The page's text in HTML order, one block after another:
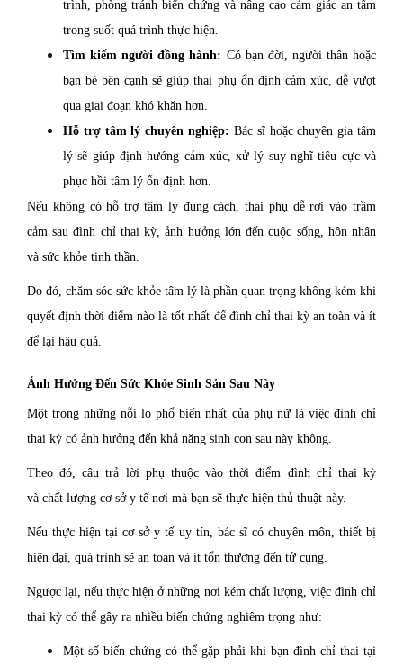
trình, phòng tránh biến chứng và nâng cao cảm giác an tâm
trong suốt quá trình thực hiện.
Tìm kiếm người đồng hành: Có bạn đời, người thân hoặc
bạn bè bên cạnh sẽ giúp thai phụ ổn định cảm xúc, dễ vượt
qua giai đoạn khó khăn hơn.
Hỗ trợ tâm lý chuyên nghiệp: Bác sĩ hoặc chuyên gia tâm
lý sẽ giúp định hướng cảm xúc, xử lý suy nghĩ tiêu cực và
phục hồi tâm lý ổn định hơn.
Nếu không có hỗ trợ tâm lý đúng cách, thai phụ dễ rơi vào trầm
cảm sau đình chỉ thai kỳ, ảnh hưởng lớn đến cuộc sống, hôn nhân
và sức khỏe tinh thần.
Do đó, chăm sóc sức khỏe tâm lý là phần quan trọng không kém khi
quyết định thời điểm nào là tốt nhất để đình chỉ thai kỳ an toàn và ít
để lại hậu quả.
Ảnh Hưởng Đến Sức Khỏe Sinh Sản Sau Này
Một trong những nỗi lo phổ biến nhất của phụ nữ là việc đình chỉ
thai kỳ có ảnh hưởng đến khả năng sinh con sau này không.
Theo đó, câu trả lời phụ thuộc vào thời điểm đình chỉ thai kỳ
và chất lượng cơ sở y tế nơi mà bạn sẽ thực hiện thủ thuật này.
Nếu thực hiện tại cơ sở y tế uy tín, bác sĩ có chuyên môn, thiết bị
hiện đại, quá trình sẽ an toàn và ít tổn thương đến tử cung.
Ngược lại, nếu thực hiện ở những nơi kém chất lượng, việc đình chỉ
thai kỳ có thể gây ra nhiều biến chứng nghiêm trọng như:
Một số biến chứng có thể gặp phải khi bạn đình chỉ thai tại